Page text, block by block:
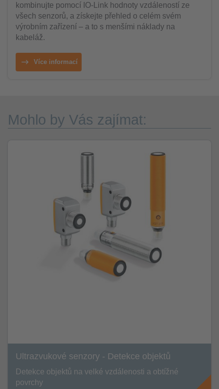
kombinujte pomocí IO-Link hodnoty vzdáleností ze
všech senzorů, a získejte přehled o celém svém
výrobním zařízení – a to s menšími náklady na
kabeláž.
Více informací
Mohlo by Vás zajímat:
Ultrazvukové senzory - Detekce objektů
Detekce objektů na velké vzdálenosti a obtížné
povrchy